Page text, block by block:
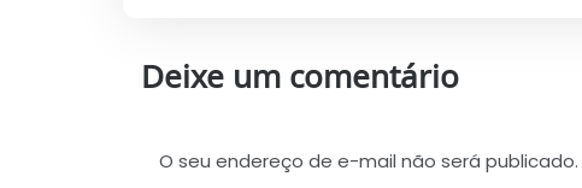
Deixe um comentário
O seu endereço de e-mail não será publicado.